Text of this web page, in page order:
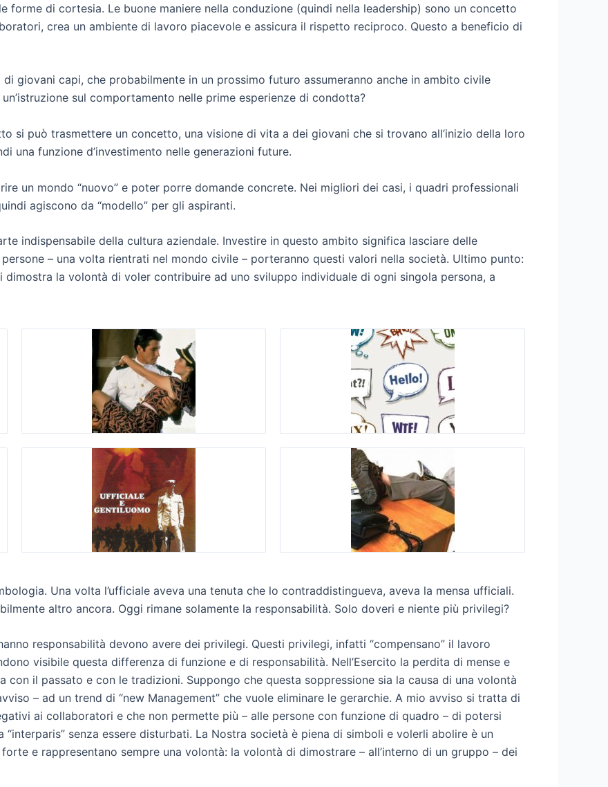
forme di cortesia. Le buone maniere nella conduzione (quindi nella leadership) sono un concetto
crea un ambiente di lavoro piacevole e assicura il rispetto reciproco. Questo a beneficio di
di giovani capi, che probabilmente in un prossimo futuro assumeranno anche in ambito civile
sul comportamento nelle prime esperienze di condotta?
si può trasmettere un concetto, una visione di vita a dei giovani che si trovano all’inizio della loro
una funzione d’investimento nelle generazioni future.
un mondo “nuovo” e poter porre domande concrete. Nei migliori dei casi, i quadri professionali
agiscono da “modello” per gli aspiranti.
indispensabile della cultura aziendale. Investire in questo ambito significa lasciare delle
– una volta rientrati nel mondo civile – porteranno questi valori nella società. Ultimo punto:
dimostra la volontà di voler contribuire ad uno sviluppo individuale di ogni singola persona, a
Una volta l’ufficiale aveva una tenuta che lo contraddistingueva, aveva la mensa ufficiali.
altro ancora. Oggi rimane solamente la responsabilità. Solo doveri e niente più privilegi?
responsabilità devono avere dei privilegi. Questi privilegi, infatti “compensano” il lavoro
visibile questa differenza di funzione e di responsabilità. Nell’Esercito la perdita di mense e
il passato e con le tradizioni. Suppongo che questa soppressione sia la causa di una volontà
– ad un trend di “new Management” che vuole eliminare le gerarchie. A mio avviso si tratta di
ai collaboratori e che non permette più – alle persone con funzione di quadro – di potersi
senza essere disturbati. La Nostra società è piena di simboli e volerli abolire è un
e rappresentano sempre una volontà: la volontà di dimostrare – all’interno di un gruppo – dei